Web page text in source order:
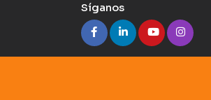
Síganos